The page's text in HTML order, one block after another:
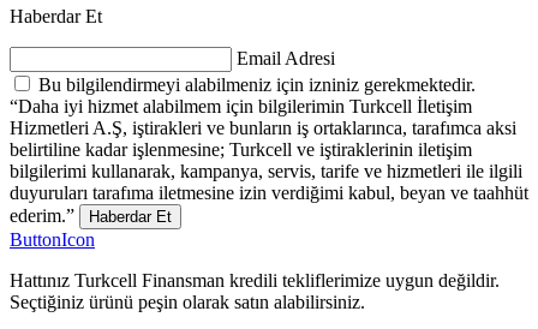
Haberdar Et
Email Adresi
Bu bilgilendirmeyi alabilmeniz için izniniz gerekmektedir.
“Daha iyi hizmet alabilmem için bilgilerimin Turkcell İletişim
Hizmetleri A.Ş, iştirakleri ve bunların iş ortaklarınca, tarafımca aksi
belirtiline kadar işlenmesine; Turkcell ve iştiraklerinin iletişim
bilgilerimi kullanarak, kampanya, servis, tarife ve hizmetleri ile ilgili
duyuruları tarafıma iletmesine izin verdiğimi kabul, beyan ve taahhüt
ederim.”
Haberdar Et
ButtonIcon
Hattınız Turkcell Finansman kredili tekliflerimize uygun değildir.
Seçtiğiniz ürünü peşin olarak satın alabilirsiniz.